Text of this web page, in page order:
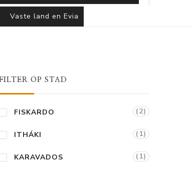
Vaste land en Evia
FILTER OP STAD
FISKARDO (2)
ITHÁKI (1)
KARAVADOS (1)